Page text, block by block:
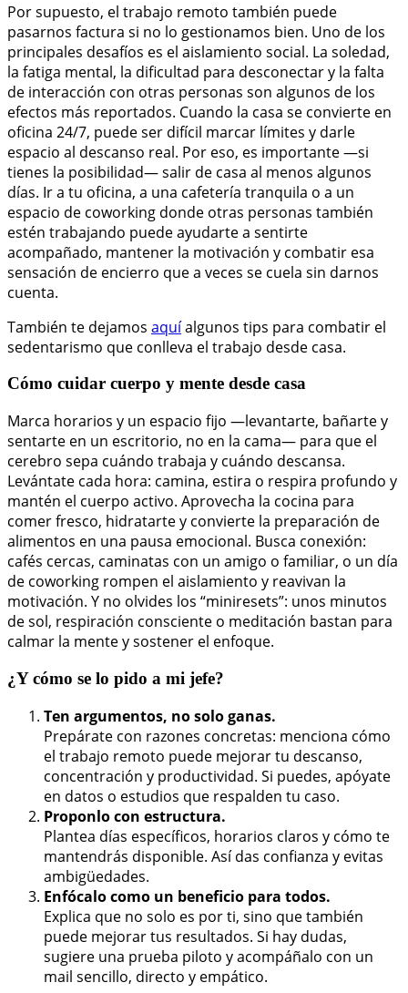
Por supuesto, el trabajo remoto también puede
pasarnos factura si no lo gestionamos bien. Uno de los
principales desafíos es el aislamiento social. La soledad,
la fatiga mental, la dificultad para desconectar y la falta
de interacción con otras personas son algunos de los
efectos más reportados. Cuando la casa se convierte en
oficina 24/7, puede ser difícil marcar límites y darle
espacio al descanso real. Por eso, es importante —si
tienes la posibilidad— salir de casa al menos algunos
días. Ir a tu oficina, a una cafetería tranquila o a un
espacio de coworking donde otras personas también
estén trabajando puede ayudarte a sentirte
acompañado, mantener la motivación y combatir esa
sensación de encierro que a veces se cuela sin darnos
cuenta.
También te dejamos aquíalgunos tips para combatir el
sedentarismo que conlleva el trabajo desde casa.
Cómo cuidar cuerpo y mente desde casa
Marca horarios y un espacio fijo —levantarte, bañarte y
sentarte en un escritorio, no en la cama— para que el
cerebro sepa cuándo trabaja y cuándo descansa.
Levántate cada hora: camina, estira o respira profundo y
mantén el cuerpo activo. Aprovecha la cocina para
comer fresco, hidratarte y convierte la preparación de
alimentos en una pausa emocional. Busca conexión:
cafés cercas, caminatas con un amigo o familiar, o un día
de coworking rompen el aislamiento y reavivan la
motivación. Y no olvides los “miniresets”: unos minutos
de sol, respiración consciente o meditación bastan para
calmar la mente y sostener el enfoque.
¿Y cómo se lo pido a mi jefe?
Ten argumentos, no solo ganas.
Prepárate con razones concretas: menciona cómo
el trabajo remoto puede mejorar tu descanso,
concentración y productividad. Si puedes, apóyate
en datos o estudios que respalden tu caso.
Proponlo con estructura.
Plantea días específicos, horarios claros y cómo te
mantendrás disponible. Así das confianza y evitas
ambigüedades.
Enfócalo como un beneficio para todos.
Explica que no solo es por ti, sino que también
puede mejorar tus resultados. Si hay dudas,
sugiere una prueba piloto y acompáñalo con un
mail sencillo, directo y empático.